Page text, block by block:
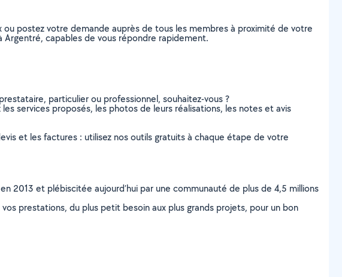
postez votre demande auprès de tous les membres à proximité de votre
Argentré, capables de vous répondre rapidement.
particulier ou professionnel, souhaitez-vous ?
services proposés, les photos de leurs réalisations, les notes et avis
et les factures : utilisez nos outils gratuits à chaque étape de votre
2013 et plébiscitée aujourd’hui par une communauté de plus de 4,5 millions
prestations, du plus petit besoin aux plus grands projets, pour un bon